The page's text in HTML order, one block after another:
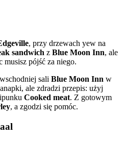
, przy drzewach yew na
sandwich z Blue Moon Inn, ale
musisz pójść za niego.
sali Blue Moon Inn w
ale zdradzi przepis: użyj
Cooked meat. Z gotowym
, a zgodzi się pomóc.